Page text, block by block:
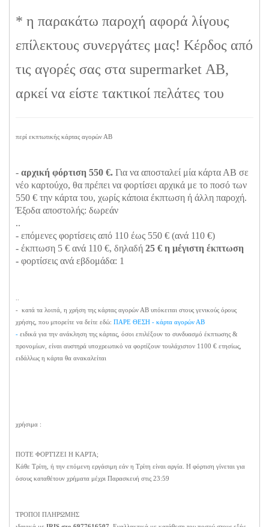
* η παρακάτω παροχή αφορά λίγους
επίλεκτους συνεργάτες μας! Κέρδος από
τις αγορές σας στα supermarket ΑΒ,
αρκεί να είστε τακτικοί πελάτες του
περί εκπτωτικής κάρτας αγορών ΑΒ
- αρχική φόρτιση 550 €. Για να αποσταλεί μία κάρτα ΑΒ σε
νέο καρτούχο, θα πρέπει να φορτίσει αρχικά με το ποσό των
550 € την κάρτα του, χωρίς κάποια έκπτωση ή άλλη παροχή.
Έξοδα αποστολής: δωρεάν
..
- επόμενες φορτίσεις από 110 έως 550 € (ανά 110 €)
- έκπτωση 5 € ανά 110 €, δηλαδή 25 € η μέγιστη έκπτωση
- φορτίσεις ανά εβδομάδα: 1
- κατά τα λοιπά, η χρήση της κάρτας αγορών ΑΒ υπόκειται στους γενικούς όρους
χρήσης, που μπορείτε να δείτε εδώ: ΠΑΡΕ ΘΕΣΗ - κάρτα αγορών ΑΒ
- ειδικά για την ανάκληση της κάρτας, όσοι επιλέξουν το συνδυασμό έκπτωσης &
προνομίων, είναι αυστηρά υποχρεωτικό να φορτίζουν τουλάχιστον 1100 € ετησίως,
ειδάλλως η κάρτα θα ανακαλείται
χρήσιμα :
ΠΟΤΕ ΦΟΡΤΊΖΕΙ Η ΚΑΡΤΑ;
Κάθε Τρίτη, ή την επόμενη εργάσιμη εάν η Τρίτη είναι αργία. Η φόρτιση γίνεται για
όσους καταθέτουν χρήματα μέχρι Παρασκευή στις 23:59
ΤΡΟΠΟΙ ΠΛΗΡΩΜΗΣ